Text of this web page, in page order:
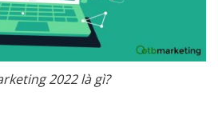
2022 là gì?